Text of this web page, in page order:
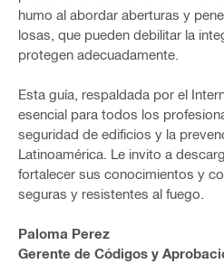
humo al abordar aberturas y
losas, que pueden debilitar la
protegen adecuadamente.
Esta guía, respaldada por el
esencial para todos los
seguridad de edificios y la
Latinoamérica. Le invito a
fortalecer sus conocimientos y
seguras y resistentes al fuego.
Paloma Perez
Gerente de Códigos y